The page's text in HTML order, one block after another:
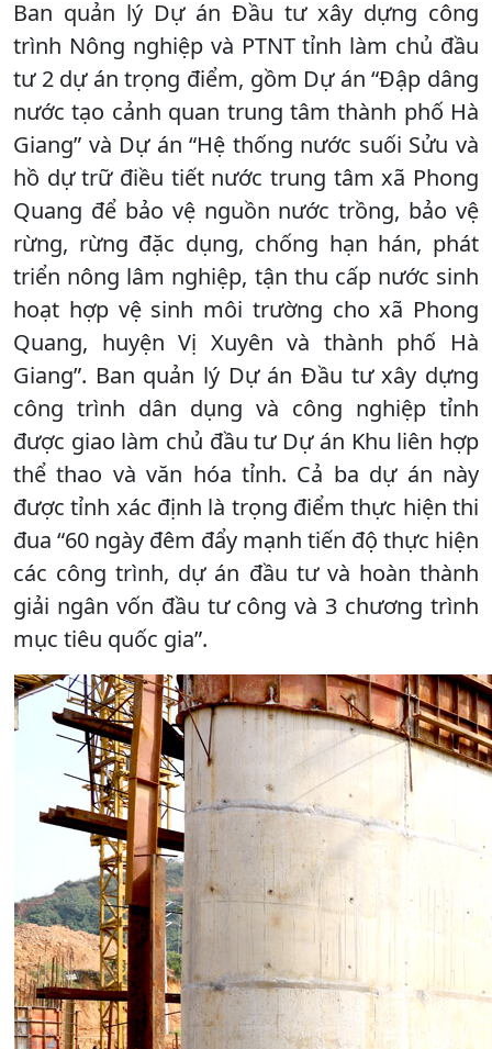
Ban quản lý Dự án Đầu tư xây dựng công
trình Nông nghiệp và PTNT tỉnh làm chủ đầu
tư 2 dự án trọng điểm, gồm Dự án “Đập dâng
nước tạo cảnh quan trung tâm thành phố Hà
Giang” và Dự án “Hệ thống nước suối Sửu và
hồ dự trữ điều tiết nước trung tâm xã Phong
Quang để bảo vệ nguồn nước trồng, bảo vệ
rừng, rừng đặc dụng, chống hạn hán, phát
triển nông lâm nghiệp, tận thu cấp nước sinh
hoạt hợp vệ sinh môi trường cho xã Phong
Quang, huyện Vị Xuyên và thành phố Hà
Giang”. Ban quản lý Dự án Đầu tư xây dựng
công trình dân dụng và công nghiệp tỉnh
được giao làm chủ đầu tư Dự án Khu liên hợp
thể thao và văn hóa tỉnh. Cả ba dự án này
được tỉnh xác định là trọng điểm thực hiện thi
đua “60 ngày đêm đẩy mạnh tiến độ thực hiện
các công trình, dự án đầu tư và hoàn thành
giải ngân vốn đầu tư công và 3 chương trình
mục tiêu quốc gia”.